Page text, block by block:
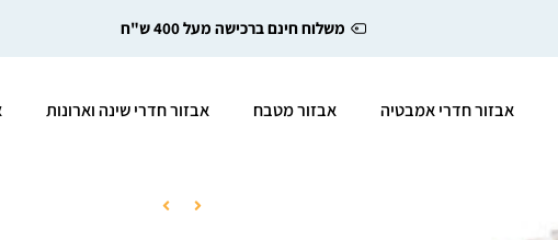
משלוח חינם ברכישה מעל 400 ש"ח
אבזור חדרי אמבטיה אבזור מטבח אבזור חדרי שינה וארונות